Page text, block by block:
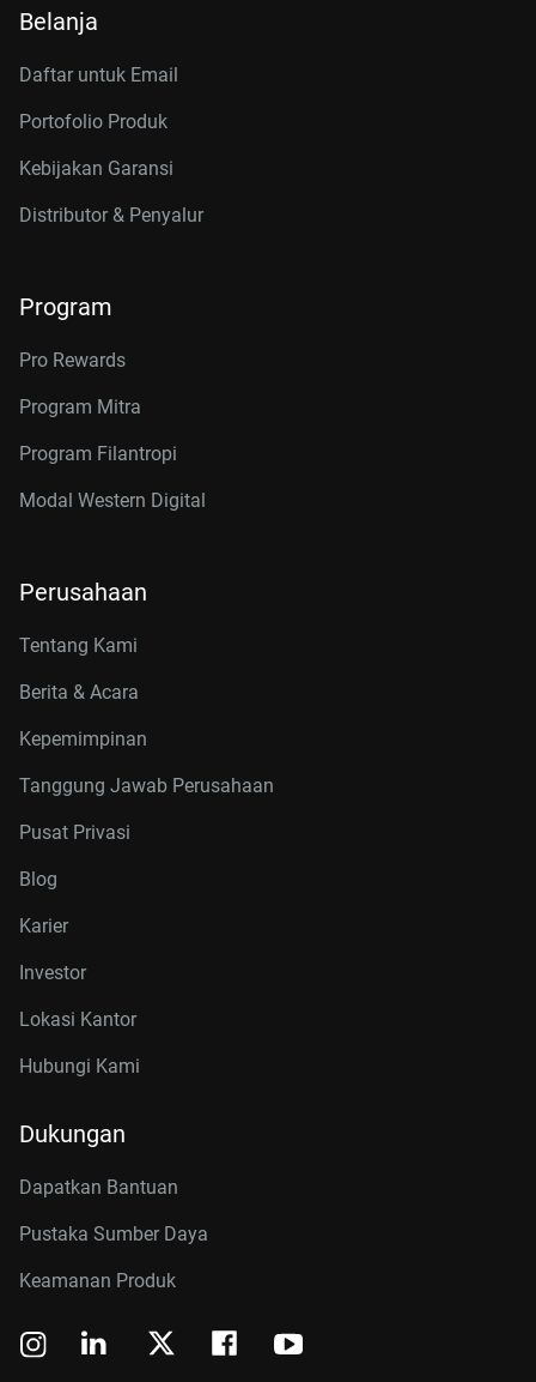
Belanja
Daftar untuk Email
Portofolio Produk
Kebijakan Garansi
Distributor & Penyalur
Program
Pro Rewards
Program Mitra
Program Filantropi
Modal Western Digital
Perusahaan
Tentang Kami
Berita & Acara
Kepemimpinan
Tanggung Jawab Perusahaan
Pusat Privasi
Blog
Karier
Investor
Lokasi Kantor
Hubungi Kami
Dukungan
Dapatkan Bantuan
Pustaka Sumber Daya
Keamanan Produk